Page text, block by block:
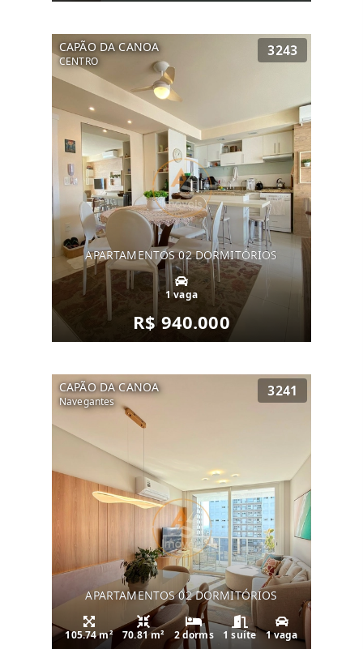
CAPÃO DA CANOA
CENTRO
3243
APARTAMENTOS 02 DORMITÓRIOS
1 vaga
R$ 940.000
CAPÃO DA CANOA
Navegantes
3241
APARTAMENTOS 02 DORMITÓRIOS
105.74 m² 70.81 m² 2 dorms 1 suíte 1 vaga